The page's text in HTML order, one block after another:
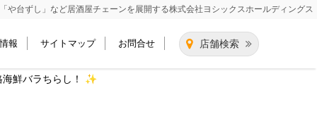
「や台ずし」など居酒屋チェーンを展開する株式会社ヨシックスホールディングス
店舗検索
報 サイトマップ お問合せ
鮮バラちらし！ ✨